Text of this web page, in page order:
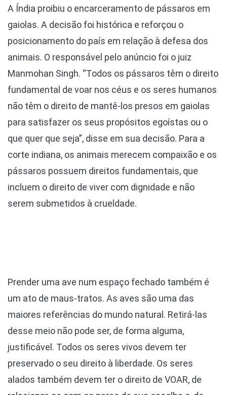
A Índia proibiu o encarceramento de pássaros em
gaiolas. A decisão foi histórica e reforçou o
posicionamento do país em relação à defesa dos
animais. O responsável pelo anúncio foi o juiz
Manmohan Singh. “Todos os pássaros têm o direito
fundamental de voar nos céus e os seres humanos
não têm o direito de mantê-los presos em gaiolas
para satisfazer os seus propósitos egoístas ou o
que quer que seja”, disse em sua decisão. Para a
corte indiana, os animais merecem compaixão e os
pássaros possuem direitos fundamentais, que
incluem o direito de viver com dignidade e não
serem submetidos à crueldade.
Prender uma ave num espaço fechado também é
um ato de maus-tratos. As aves são uma das
maiores referências do mundo natural. Retirá-las
desse meio não pode ser, de forma alguma,
justificável. Todos os seres vivos devem ter
preservado o seu direito à liberdade. Os seres
alados também devem ter o direito de VOAR, de